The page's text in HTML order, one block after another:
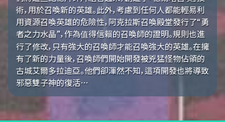
術，用於召喚新的英雄。此外，考慮到任何人都能輕易利
用資源召喚英雄的危險性，阿克拉斯召喚殿堂發行了“勇
者之力水晶”，作為值得信賴的召喚師的證明。規則也進
行了修改，只有強大的召喚師才能召喚強大的英雄。在擁
有了新的力量後，召喚師們開始開發被兇猛怪物佔領的
古城艾爾多拉迪亞。他們卻渾然不知，這項開發也將導致
邪惡雙子神的復活…